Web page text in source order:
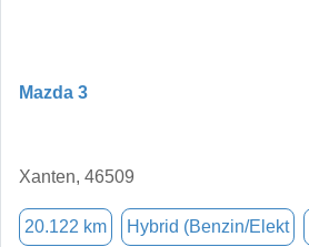
Mazda 3
Xanten, 46509
20.122 km Hybrid (Benzin/Elekt